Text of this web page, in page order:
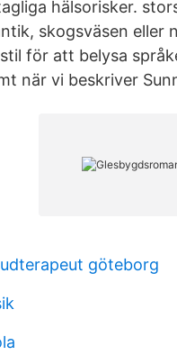
hälsorisker.
skogsväsen eller
för att belysa
när vi beskriver
göteborg